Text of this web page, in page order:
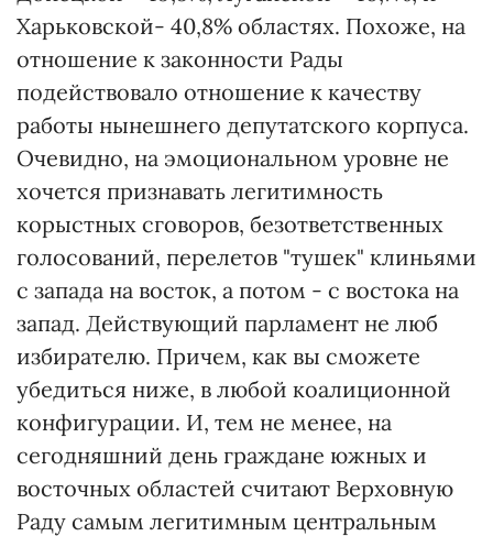
Харьковской- 40,8% областях. Похоже, на
отношение к законности Рады
подействовало отношение к качеству
работы нынешнего депутатского корпуса.
Очевидно, на эмоциональном уровне не
хочется признавать легитимность
корыстных сговоров, безответственных
голосований, перелетов "тушек" клиньями
с запада на восток, а потом - с востока на
запад. Действующий парламент не люб
избирателю. Причем, как вы сможете
убедиться ниже, в любой коалиционной
конфигурации. И, тем не менее, на
сегодняшний день граждане южных и
восточных областей считают Верховную
Раду самым легитимным центральным